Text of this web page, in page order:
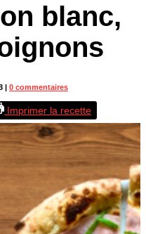
blanc,
| 0 commentaires
Imprimer la recette